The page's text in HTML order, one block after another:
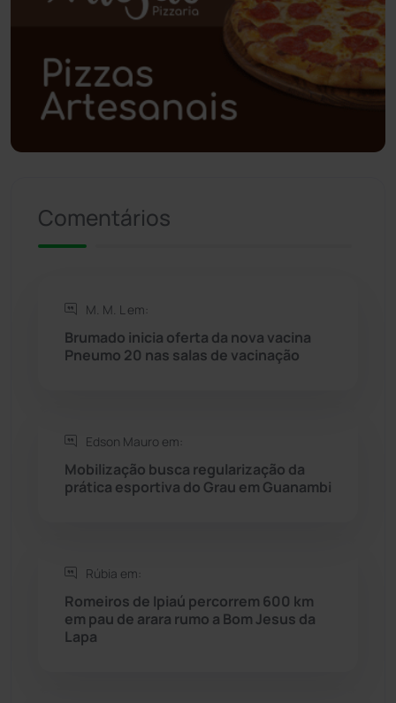
Polícia Civil (59)
Polícia Militar (27)
Política (03)
Presidente Jânio Qu... (125)
Rio de Contas
Rio do Antônio
Rio do Pires
Seabra
Sebastião Laranjeiras (96)
Sudoeste Baiano
Tanhaçu
Comentários
M. M. L em:
Brumado inicia oferta da nova vacina
Pneumo 20 nas salas de vacinação
Edson Mauro em:
Mobilização busca regularização da
prática esportiva do Grau em Guanambi
Rúbia em:
Romeiros de Ipiaú percorrem 600 km
em pau de arara rumo a Bom Jesus da
Lapa